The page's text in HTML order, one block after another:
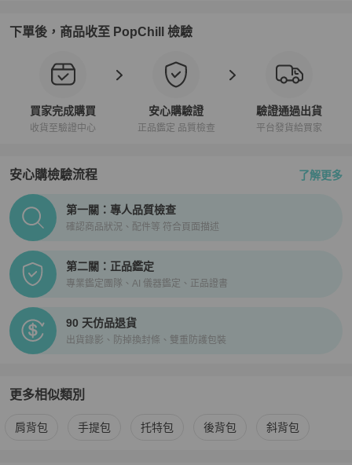
下單後，商品收至 PopChill 檢驗
買家完成購買
收貨至驗證中心
安心購驗證
正品鑑定 品質檢查
驗證通過出貨
平台發貨給買家
安心購檢驗流程 了解更多
PopChill拍拍圈正品驗證、安心購檢驗流程介紹
第一關：專人品質檢查
確認商品狀況、配件等 符合頁面描述
第二關：正品鑑定
專業鑑定團隊、AI 儀器鑑定、正品證書
90 天仿品退貨
出貨錄影、防掉換封條、雙重防護包裝
更多相似類別
更多Bally 相似商品推薦
肩背包 手提包 托特包 後背包 斜背包